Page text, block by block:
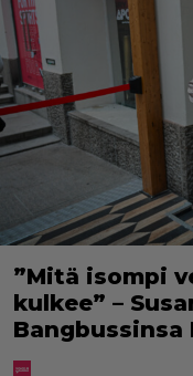
”Mitä isompi
kulkee” –
Bangbussinsa